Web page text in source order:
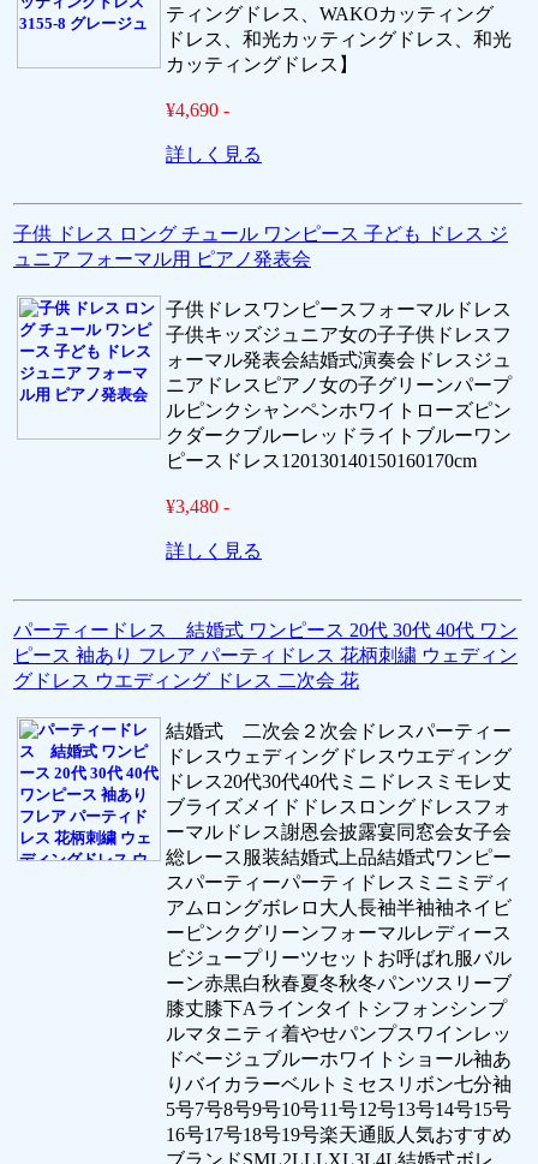
ティングドレス、WAKOカッティング
ドレス、和光カッティングドレス、和光
カッティングドレス】
¥4,690 -
詳しく見る
子供 ドレス ロング チュール ワンピース 子ども ドレス ジ
ュニア フォーマル用 ピアノ発表会
子供ドレスワンピースフォーマルドレス
子供キッズジュニア女の子子供ドレスフ
ォーマル発表会結婚式演奏会ドレスジュ
ニアドレスピアノ女の子グリーンパープ
ルピンクシャンペンホワイトローズピン
クダークブルーレッドライトブルーワン
ピースドレス120130140150160170cm
¥3,480 -
詳しく見る
パーティードレス 結婚式 ワンピース 20代 30代 40代 ワン
ピース 袖あり フレア パーティドレス 花柄刺繍 ウェディン
グドレス ウエディング ドレス 二次会 花
結婚式 二次会２次会ドレスパーティー
ドレスウェディングドレスウエディング
ドレス20代30代40代ミニドレスミモレ丈
ブライズメイドドレスロングドレスフォ
ーマルドレス謝恩会披露宴同窓会女子会
総レース服装結婚式上品結婚式ワンピー
スパーティーパーティドレスミニミディ
アムロングボレロ大人長袖半袖袖ネイビ
ーピンクグリーンフォーマルレディース
ビジュープリーツセットお呼ばれ服バル
ーン赤黒白秋春夏冬秋冬パンツスリーブ
膝丈膝下Aラインタイトシフォンシンプ
ルマタニティ着やせパンプスワインレッ
ドベージュブルーホワイトショール袖あ
りバイカラーベルトミセスリボン七分袖
5号7号8号9号10号11号12号13号14号15号
16号17号18号19号楽天通販人気おすすめ
ブランドSML2LLLXL3L4L結婚式ボレ